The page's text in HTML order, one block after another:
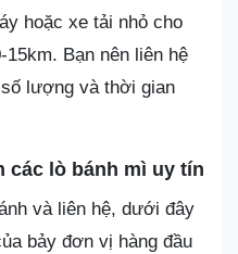
hoặc xe tải nhỏ cho
Bạn nên liên hệ
lượng và thời gian
các lò bánh mì uy tín
và liên hệ, dưới đây
bảy đơn vị hàng đầu